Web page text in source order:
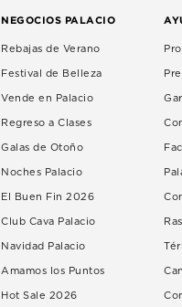
NEGOCIOS PALACIO
Rebajas de Verano
Festival de Belleza
Vende en Palacio
Regreso a Clases
Galas de Otoño
Noches Palacio
El Buen Fin 2026
Club Cava Palacio
Navidad Palacio
Amamos los Puntos
Hot Sale 2026